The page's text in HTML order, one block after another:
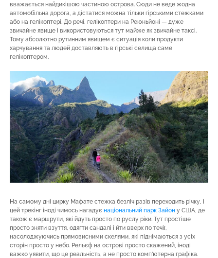
вважається найдикішою частиною острова. Сюди не веде жодна
автомобільна дорога, а дістатися можна тільки гірськими стежками
або на гелікоптері. До речі, гелікоптери на Реюньйоні — дуже
звичайне явище і використовуються тут майже як звичайне таксі.
Тому абсолютно рутинним явищем є ситуація коли продукти
харчування та людей доставляють в гірські селища саме
гелікоптером.
На самому дні цирку Мафате стежка безліч разів переходить річку, і
цей трекінг іноді чимось нагадує національний парк Зайон у США, де
також є маршрути, які йдуть просто по руслу ріки. Тут простіше
просто зняти взуття, одягти сандалі і йти вверх по течії,
насолоджуючись прямовисними скелями, які піднімаються з усіх
сторін просто у небо. Рельєф на острові просто скажений, іноді
важко уявити, що це реальність, а не просто комп’ютерна графіка.